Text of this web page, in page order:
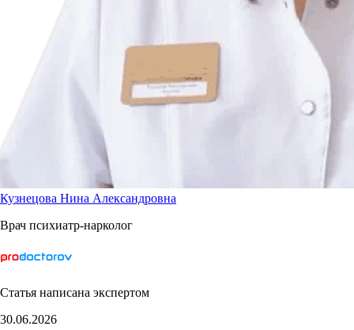
Кузнецова Нина Александровна
Врач психиатр-нарколог
Статья написана экспертом
30.06.2026